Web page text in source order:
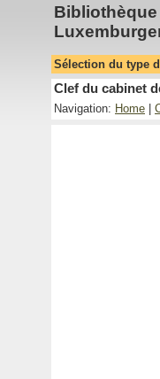
Sélection du type
Clef du cabinet
Navigation: Home